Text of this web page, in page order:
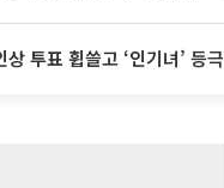
투표 휩쓸고 ‘인기녀’ 등극